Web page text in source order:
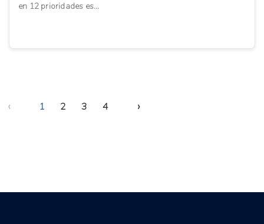
en 12 prioridades es...
‹ 1 2 3 4 ›